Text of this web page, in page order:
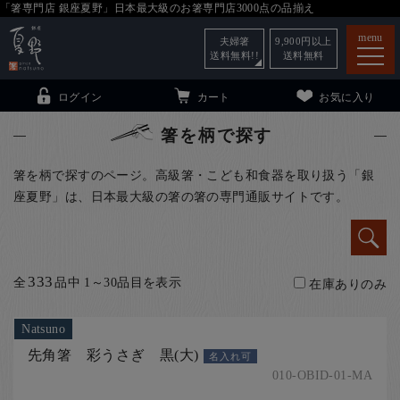
「箸専門店 銀座夏野」日本最大級のお箸専門店3000点の品揃え
menu
ご利用ガイド
ログイン カート お気に入り
夫婦箸
送料無料!!
9,900 円以上
送料無料
箸を柄で探す
箸を柄で探すのページ。高級箸・こども和食器を取り扱う「銀
座夏野」は、日本最大級の箸の箸の専門通販サイトです。
全 333品中 1～30品目を表示 在庫ありのみ
Natsuno
先角箸 彩うさぎ 黒(大) 名入れ可
010-OBID-01-MA